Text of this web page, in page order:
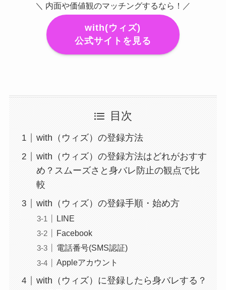
＼ 内面や価値観のマッチングするなら！／
with(ウィズ)
公式サイトを見る
目次
with（ウィズ）の登録方法
with（ウィズ）の登録方法はどれがおすす
め？スムーズさと身バレ防止の観点で比
較
with（ウィズ）の登録手順・始め方
LINE
Facebook
電話番号(SMS認証)
Appleアカウント
with（ウィズ）に登録したら身バレする？